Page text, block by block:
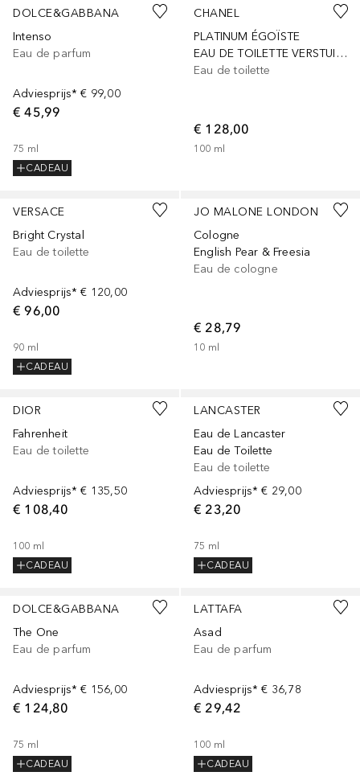
DOLCE&GABBANA
Intenso
Eau de parfum
Adviesprijs* € 99,00
€ 45,99
75 ml
CADEAU
CHANEL
PLATINUM ÉGOÏSTE
EAU DE TOILETTE VERSTUIVER
Eau de toilette
€ 128,00
100 ml
VERSACE
Bright Crystal
Eau de toilette
Adviesprijs* € 120,00
€ 96,00
90 ml
CADEAU
JO MALONE LONDON
Cologne
English Pear & Freesia
Eau de cologne
€ 28,79
10 ml
DIOR
Fahrenheit
Eau de toilette
Adviesprijs* € 135,50
€ 108,40
100 ml
CADEAU
LANCASTER
Eau de Lancaster
Eau de Toilette
Eau de toilette
Adviesprijs* € 29,00
€ 23,20
75 ml
CADEAU
DOLCE&GABBANA
The One
Eau de parfum
Adviesprijs* € 156,00
€ 124,80
75 ml
CADEAU
LATTAFA
Asad
Eau de parfum
Adviesprijs* € 36,78
€ 29,42
100 ml
CADEAU